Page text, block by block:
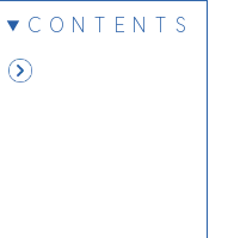
CONTENTS